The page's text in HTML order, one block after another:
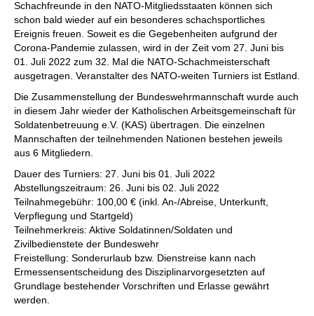
Schachfreunde in den NATO-Mitgliedsstaaten können sich
schon bald wieder auf ein besonderes schachsportliches
Ereignis freuen. Soweit es die Gegebenheiten aufgrund der
Corona-Pandemie zulassen, wird in der Zeit vom 27. Juni bis
01. Juli 2022 zum 32. Mal die NATO-Schachmeisterschaft
ausgetragen. Veranstalter des NATO-weiten Turniers ist Estland.
Die Zusammenstellung der Bundeswehrmannschaft wurde auch
in diesem Jahr wieder der Katholischen Arbeitsgemeinschaft für
Soldatenbetreuung e.V. (KAS) übertragen. Die einzelnen
Mannschaften der teilnehmenden Nationen bestehen jeweils
aus 6 Mitgliedern.
Dauer des Turniers: 27. Juni bis 01. Juli 2022
Abstellungszeitraum: 26. Juni bis 02. Juli 2022
Teilnahmegebühr: 100,00 € (inkl. An-/Abreise, Unterkunft,
Verpflegung und Startgeld)
Teilnehmerkreis: Aktive Soldatinnen/Soldaten und
Zivilbedienstete der Bundeswehr
Freistellung: Sonderurlaub bzw. Dienstreise kann nach
Ermessensentscheidung des Disziplinarvorgesetzten auf
Grundlage bestehender Vorschriften und Erlasse gewährt
werden.